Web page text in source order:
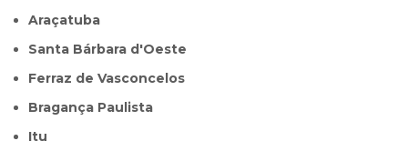
Araçatuba
Santa Bárbara d'Oeste
Ferraz de Vasconcelos
Bragança Paulista
Itu